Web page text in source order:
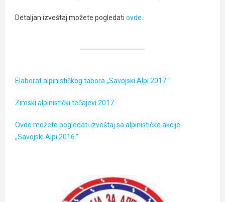
Detaljan izveštaj možete pogledati ovde
Elaborat alpinističkog tabora „Savojski Alpi 2017.“
Zimski alpinistički tečajevi 2017.
Ovde možete pogledati izveštaj sa alpinističke akcije
„Savojski Alpi 2016.“